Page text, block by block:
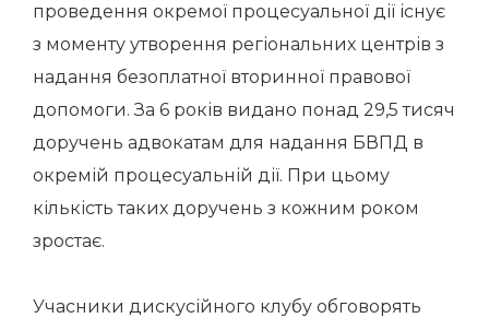
проведення окремої процесуальної дії існує
з моменту утворення регіональних центрів з
надання безоплатної вторинної правової
допомоги. За 6 років видано понад 29,5 тисяч
доручень адвокатам для надання БВПД в
окремій процесуальній дії. При цьому
кількість таких доручень з кожним роком
зростає.
Учасники дискусійного клубу обговорять